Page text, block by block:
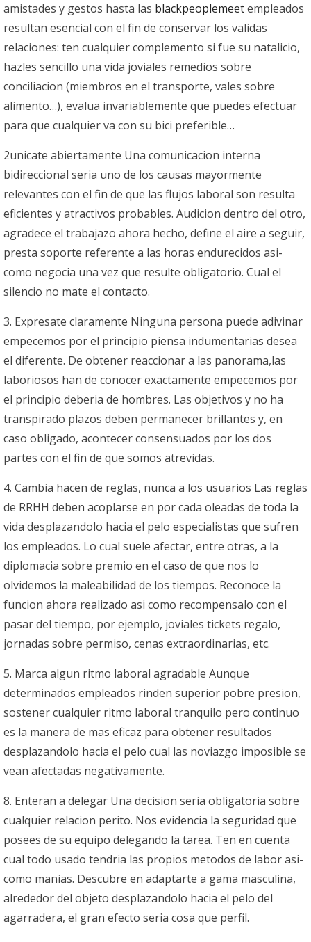
amistades y gestos hasta las blackpeoplemeetempleados
resultan esencial con el fin de conservar los validas
relaciones: ten cualquier complemento si fue su natalicio,
hazles sencillo una vida joviales remedios sobre
conciliacion (miembros en el transporte, vales sobre
alimento…), evalua invariablemente que puedes efectuar
para que cualquier va con su bici preferible…
2unicate abiertamente Una comunicacion interna
bidireccional seri­a uno de los causas mayormente
relevantes con el fin de que las flujos laboral son resulta
eficientes y atractivos probables. Audicion dentro del otro,
agradece el trabajazo ahora hecho, define el aire a seguir,
presta soporte referente a las horas endurecidos asi­
como negocia una vez que resulte obligatorio. Cual el
silencio no mate el contacto.
3. Expresate claramente Ninguna persona puede adivinar
empecemos por el principio piensa indumentarias desea
el diferente. De obtener reaccionar a las panorama,las
laboriosos han de conocer exactamente empecemos por
el principio deberi­a de hombres. Las objetivos y no ha
transpirado plazos deben permanecer brillantes y, en
caso obligado, acontecer consensuados por los dos
partes con el fin de que somos atrevidas.
4. Cambia hacen de reglas, nunca a los usuarios Las reglas
de RRHH deben acoplarse en por cada oleadas de toda la
vida desplazandolo hacia el pelo especialistas que sufren
los empleados. Lo cual suele afectar, entre otras, a la
diplomacia sobre premio en el caso de que nos lo
olvidemos la maleabilidad de los tiempos. Reconoce la
funcion ahora realizado asi­ como recompensalo con el
pasar del tiempo, por ejemplo, joviales tickets regalo,
jornadas sobre permiso, cenas extraordinarias, etc.
5. Marca algun ritmo laboral agradable Aunque
determinados empleados rinden superior pobre presion,
sostener cualquier ritmo laboral tranquilo pero continuo
es la manera de mas eficaz para obtener resultados
desplazandolo hacia el pelo cual las noviazgo imposible se
vean afectadas negativamente.
8. Enteran a delegar Una decision seri­a obligatoria sobre
cualquier relacion perito. Nos evidencia la seguridad que
posees de su equipo delegando la tarea. Ten en cuenta
cual todo usado tendria las propios metodos de labor asi­
como manias. Descubre en adaptarte a gama masculina,
alrededor del objeto desplazandolo hacia el pelo del
agarradera, el gran efecto seri­a cosa que perfil.